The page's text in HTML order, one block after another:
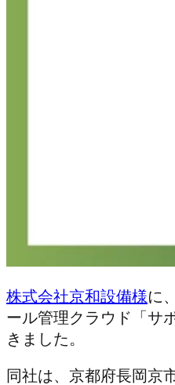
株式会社京和設備様に
ール管理クラウド「サ
きました。
同社は、京都府長岡京